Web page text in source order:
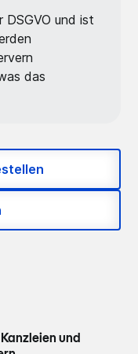
DSGVO und ist
das
und